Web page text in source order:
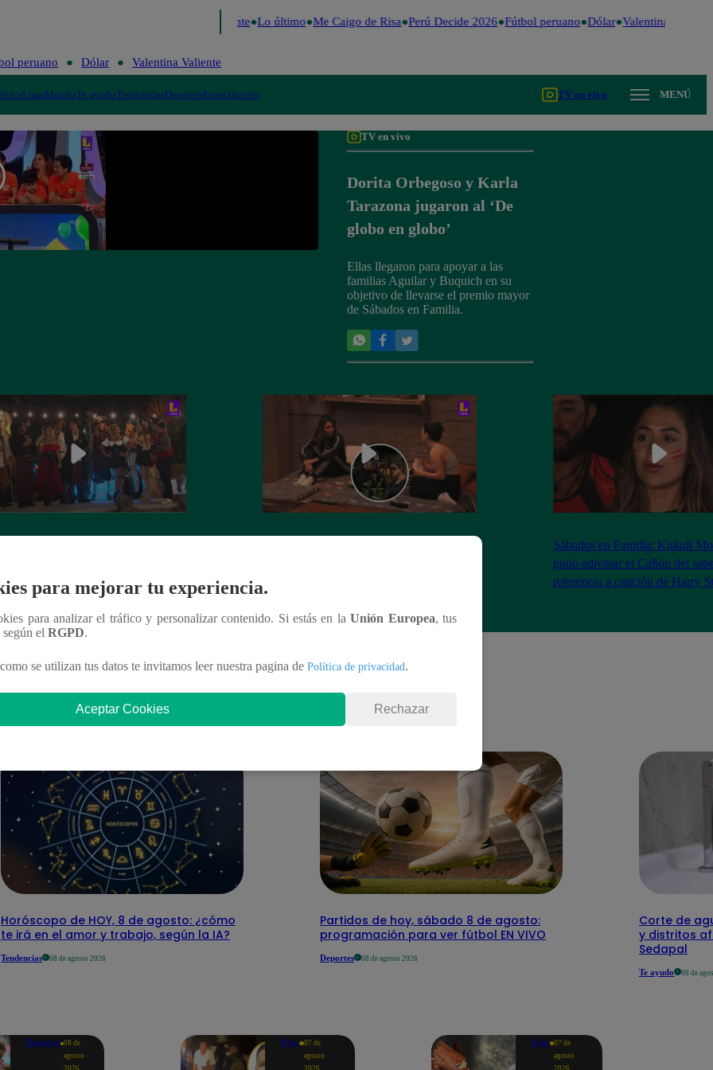
Valentina Valiente Lo último Me Caigo de Risa Perú Decide 2026 Fútbol peruano Dólar Valentina Valiente
peruano Dólar Valentina Valiente
LimaMundoTe ayudoTendenciasDeportesEspectáculos TV en vivo MENÚ
TV en vivo
Dorita Orbegoso y Karla
Tarazona jugaron al ‘De
globo en globo’
Ellas llegaron para apoyar a las
familias Aguilar y Buquich en su
objetivo de llevarse el premio mayor
de Sábados en Familia.
¿Cómo le fue a la actriz en juego
Sábados en Familia?
Sábados en Familia: Kukuli
pudo adivinar el Cañón del
referencia a canción de Harry
Horóscopo de HOY, 8 de agosto: ¿cómo
te irá en el amor y trabajo, según la IA?
Tendencias 08 de agosto 2026
Partidos de hoy, sábado 8 de agosto:
programación para ver fútbol EN VIVO
Deportes 08 de agosto 2026
Corte de
y distritos
Sedapal
Te ayudo 08 de
Deportes 08 de
agosto
Perú 07 de
agosto
Perú 07 de
agosto
para mejorar tu experiencia.
para analizar el tráfico y personalizar contenido. Si estás en laUnión Europea, tus
según el RGPD.
se utilizan tus datos te invitamos leer nuestra pagina de Política de privacidad.
Aceptar Cookies Rechazar